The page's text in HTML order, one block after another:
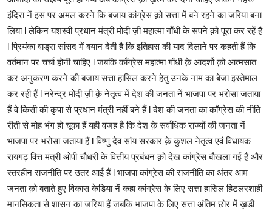
इंदिरा नें इस पर अमल करने कि बजाय कांग्रेस क़ो सत्ता में बने रहने का जरिया बना
लिया l लेकिन यशस्वी प्रधान मंत्री मोदी ज़ी महात्मा गाँधी के सपने क़ो पूरा कर रहें हैं
l प्रियंका वाड्रा सांसद में बयान देती है कि इतिहास की याद दिलाने पर कहती हैं कि
वर्तमान पर चर्चा होनी चाहिए l जबकि कॉंग्रेस महात्मा गाँधी क़े आदर्शो क़ो आत्मसात
कर अनुकरण करने की बजाय सत्ता हासिल करने हेतु उनके नाम का बेजा इस्तेमाल
कर रही हैं l नरेन्द्र मोदी ज़ी क़े नेतृत्व में देश की जनता नें भाजपा पर भरोसा जताया
हैं वे किसी की कृपा से प्रधान मंत्री नहीं बने हैं l देश की जनता का कॉंग्रेस की नीति
रीती से मोह भंग हो चूका हैं यही वजह है कि देश क़े सर्वाधिक राज्यों की जनता नें
भाजपा पर भरोसा जताया हैं l विष्णु देव सांय सरकार क़े कुशल नेतृत्व एवं विधायक
रायगढ़ वित्त मंत्री ओपी चौधरी के वित्तीय प्रबंधन क़ो देख कांग्रेस बौखला गई हैं और
स्तरहीन राजनीति पर उतर आई हैं l भाजपा कांग्रेस की राजनीति का अंतर आम
जनता क़ो बताते हुए विकास केडिया नें कहा कांग्रेस के लिए सत्ता हासिल हिटलरशाही
मानसिकता से शासन का जरिया हैं जबकि भाजपा के लिए सत्ता अंतिम छोर में ख़डी